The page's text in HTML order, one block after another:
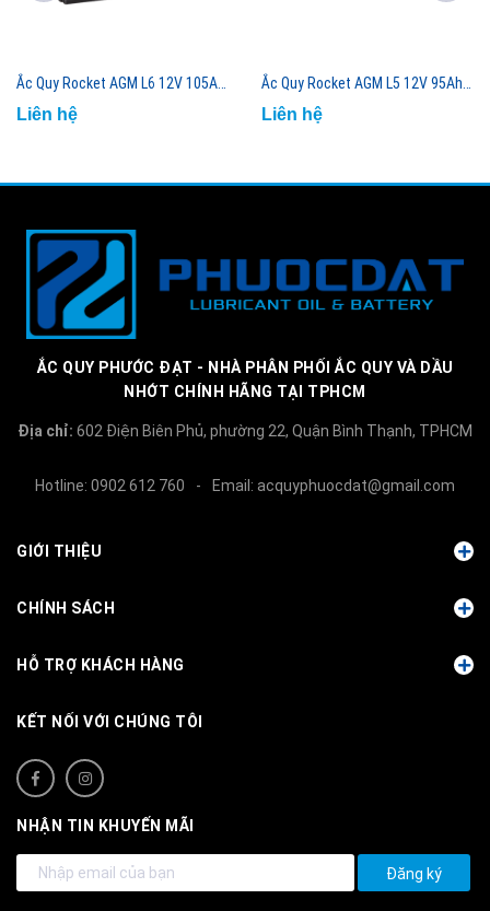
Liên hệ Liên hệ
ẮC QUY PHƯỚC ĐẠT - NHÀ PHÂN PHỐI ẮC QUY VÀ DẦU
NHỚT CHÍNH HÃNG TẠI TPHCM
Địa chỉ: 602 Điện Biên Phủ, phường 22, Quận Bình Thạnh, TPHCM
Hotline: 0902 612 760 - Email: acquyphuocdat@gmail.com
GIỚI THIỆU
CHÍNH SÁCH
HỖ TRỢ KHÁCH HÀNG
KẾT NỐI VỚI CHÚNG TÔI
NHẬN TIN KHUYẾN MÃI
Đăng ký